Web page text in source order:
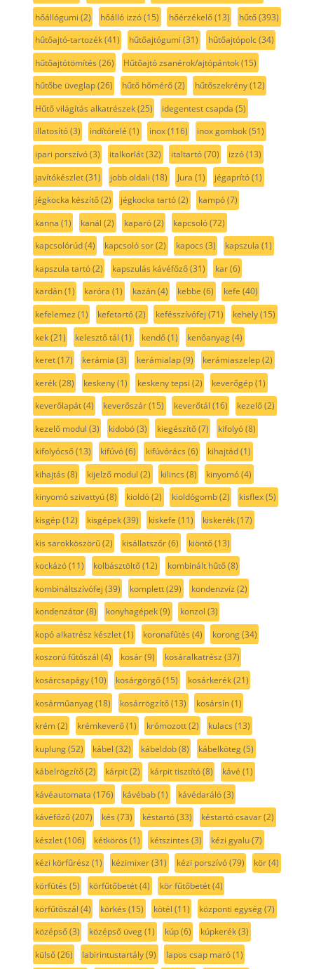
hőállógumi (2) hőálló izzó(15) hőérzékelő(13) hűtő(393)
hűtőajtó-tartozék(41) hűtőajtógumi (31) hűtőajtópolc(34)
hűtőajtótömítés (26) Hűtőajtó zsanérok/ajtópántok(15)
hűtőbe üveglap(26) hűtő hőmérő(2) hűtőszekrény(12)
Hűtő világítás alkatrészek(25) idegentest csapda (5)
illatosító(3) indítórelé (1) inox(116) inox gombok(51)
ipari porszívó(3) italkorlát(32) italtartó(70) izzó(13)
javítókészlet(31) jobb oldali (18) Jura (1) jégaprító(1)
jégkocka készítő(2) jégkocka tartó(2) kampó(7)
kanna (1) kanál (2) kaparó(2) kapcsoló(72)
kapcsolórúd(4) kapcsoló sor(2) kapocs (3) kapszula (1)
kapszula tartó(2) kapszulás kávéfőző(31) kar(6)
kardán(1) karóra (1) kazán(4) kebbe (6) kefe (40)
kefelemez (1) kefetartó(2) kefésszívófej (71) kehely(15)
kek(21) kelesztő tál (1) kendő(1) kenőanyag(4)
keret(17) kerámia (3) kerámialap(9) kerámiaszelep(2)
kerék(28) keskeny(1) keskeny tepsi (2) keverőgép(1)
keverőlapát(4) keverőszár(15) keverőtál (16) kezelő(2)
kezelő modul (3) kidobó(3) kiegészítő(7) kifolyó(8)
kifolyócső(13) kifúvó(6) kifúvórács (6) kihajtád(1)
kihajtás (8) kijelző modul (2) kilincs (8) kinyomó(4)
kinyomó szivattyú(8) kioldó(2) kioldógomb(2) kisflex(5)
kisgép(12) kisgépek(39) kiskefe (11) kiskerék(17)
kis sarokköszörű(2) kisállatszőr(6) kiöntő(13)
kockázó(11) kolbásztöltő(12) kombinált hűtő(8)
kombináltszívófej (39) komplett(29) kondenzvíz (2)
kondenzátor(8) konyhagépek(9) konzol (3)
kopó alkatrész készlet(1) koronafűtés (4) korong(34)
koszorú fűtőszál (4) kosár(9) kosáralkatrész (37)
kosárcsapágy(10) kosárgörgő(15) kosárkerék(21)
kosárműanyag(18) kosárrögzítő(13) kosársín(1)
krém(2) krémkeverő(1) krómozott(2) kulacs (13)
kuplung(52) kábel (32) kábeldob(8) kábelköteg(5)
kábelrögzítő(2) kárpit(2) kárpit tisztító(8) kávé (1)
kávéautomata (176) kávébab(1) kávédaráló(3)
kávéfőző(207) kés (73) késtartó(33) késtartó csavar(2)
készlet(106) kétkörös (1) kétszintes (3) kézi gyalu(7)
kézi körfűrész (1) kézimixer(31) kézi porszívó(79) kör(4)
körfütés (5) körfűtőbetét(4) kör fűtőbetét(4)
körfűtőszál (4) körkés (15) kötél (11) központi egység(7)
középső(3) középső üveg(1) kúp(6) kúpkerék(3)
külső(26) labirintustartály(9) lapos csap maró(1)